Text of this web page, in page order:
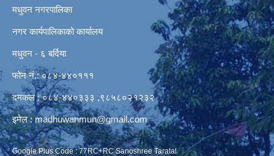
मधुवन नगरपालिका
नगर कार्यपालिकाको कार्यालय
मधुवन - ६ बर्दिया
फोन नं.: ०८४-४४०१११
दमकल : ०८४-४४०३३३ ,९८५८०२१२३२
इमेल :madhuwanmun@gmail.com
Google Plus Code : 77RC+RC Sanoshree Taratal